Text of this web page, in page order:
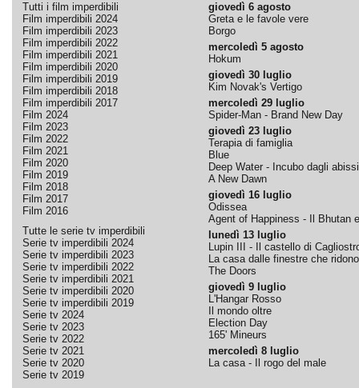
Tutti i film imperdibili
Film imperdibili 2024
Film imperdibili 2023
Film imperdibili 2022
Film imperdibili 2021
Film imperdibili 2020
Film imperdibili 2019
Film imperdibili 2018
Film imperdibili 2017
Film 2024
Film 2023
Film 2022
Film 2021
Film 2020
Film 2019
Film 2018
Film 2017
Film 2016
Tutte le serie tv imperdibili
Serie tv imperdibili 2024
Serie tv imperdibili 2023
Serie tv imperdibili 2022
Serie tv imperdibili 2021
Serie tv imperdibili 2020
Serie tv imperdibili 2019
Serie tv 2024
Serie tv 2023
Serie tv 2022
Serie tv 2021
Serie tv 2020
Serie tv 2019
giovedì 6 agosto
Greta e le favole vere
Borgo
mercoledì 5 agosto
Hokum
giovedì 30 luglio
Kim Novak's Vertigo
mercoledì 29 luglio
Spider-Man - Brand New Day
giovedì 23 luglio
Terapia di famiglia
Blue
Deep Water - Incubo dagli abissi
A New Dawn
giovedì 16 luglio
Odissea
Agent of Happiness - Il Bhutan
lunedì 13 luglio
Lupin III - Il castello di
La casa dalle finestre che ridono
The Doors
giovedì 9 luglio
L'Hangar Rosso
Il mondo oltre
Election Day
165' Mineurs
mercoledì 8 luglio
La casa - Il rogo del male